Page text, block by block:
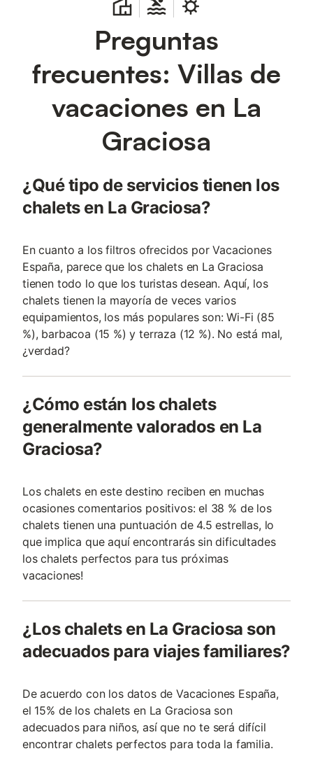
Preguntas
frecuentes: Villas de
vacaciones en La
Graciosa
¿Qué tipo de servicios tienen los
chalets en La Graciosa?
En cuanto a los filtros ofrecidos por Vacaciones
España, parece que los chalets en La Graciosa
tienen todo lo que los turistas desean. Aquí, los
chalets tienen la mayoría de veces varios
equipamientos, los más populares son: Wi-Fi (85
%), barbacoa (15 %) y terraza (12 %). No está mal,
¿verdad?
¿Cómo están los chalets
generalmente valorados en La
Graciosa?
Los chalets en este destino reciben en muchas
ocasiones comentarios positivos: el 38 % de los
chalets tienen una puntuación de 4.5 estrellas, lo
que implica que aquí encontrarás sin dificultades
los chalets perfectos para tus próximas
vacaciones!
¿Los chalets en La Graciosa son
adecuados para viajes familiares?
De acuerdo con los datos de Vacaciones España,
el 15% de los chalets en La Graciosa son
adecuados para niños, así que no te será difícil
encontrar chalets perfectos para toda la familia.